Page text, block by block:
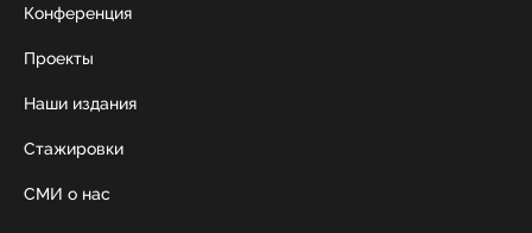
Конференция
Проекты
Наши издания
Стажировки
СМИ о нас